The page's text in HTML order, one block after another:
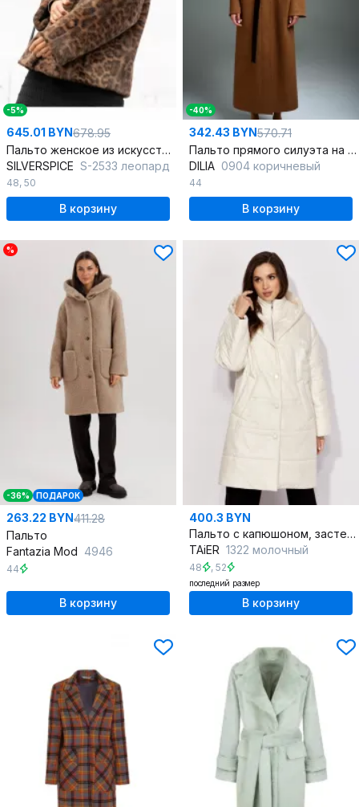
-5%
645.01 BYN678.95
Пальто женское из искусственного меха SILVERSPICE S-2533 леопард
SILVERSPICE S-2533 леопард
48, 50
В корзину
-40%
342.43 BYN570.71
Пальто прямого силуэта на пуговицах с прорезными карманами
DILIA 0904 коричневый
44
В корзину
%
-36% ПОДАРОК
263.22 BYN411.28
Пальто
Fantazia Mod 4946
44
В корзину
400.3 BYN
Пальто с капюшоном, застежкой на кнопки, с регулируемым рукавом
TAiER 1322 молочный
48 , 52
последний размер
В корзину